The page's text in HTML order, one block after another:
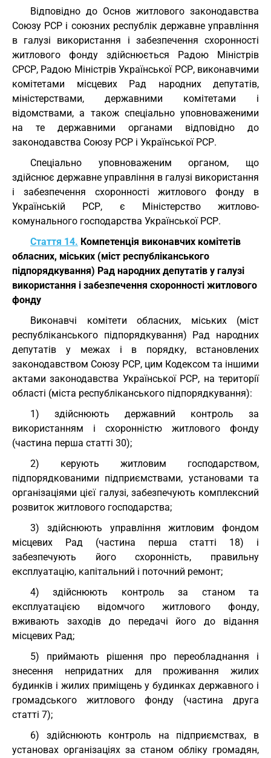
Відповідно до Основ житлового законодавства
Союзу РСР і союзних республік державне управління
в галузі використання і забезпечення схоронності
житлового фонду здійснюється Радою Міністрів
СРСР, Радою Міністрів Української РСР, виконавчими
комітетами місцевих Рад народних депутатів,
міністерствами, державними комітетами і
відомствами, а також спеціально уповноваженими
на те державними органами відповідно до
законодавства Союзу РСР і Української РСР.
Спеціально уповноваженим органом, що
здійснює державне управління в галузі використання
і забезпечення схоронності житлового фонду в
Українській РСР, є Міністерство житлово-
комунального господарства Української РСР.
Стаття 14. Компетенція виконавчих комітетів
обласних, міських (міст республіканського
підпорядкування) Рад народних депутатів у галузі
використання і забезпечення схоронності житлового
фонду
Виконавчі комітети обласних, міських (міст
республіканського підпорядкування) Рад народних
депутатів у межах і в порядку, встановлених
законодавством Союзу РСР, цим Кодексом та іншими
актами законодавства Української РСР, на території
області (міста республіканського підпорядкування):
1) здійснюють державний контроль за
використанням і схоронністю житлового фонду
(частина перша статті 30);
2) керують житловим господарством,
підпорядкованими підприємствами, установами та
організаціями цієї галузі, забезпечують комплексний
розвиток житлового господарства;
3) здійснюють управління житловим фондом
місцевих Рад (частина перша статті 18) і
забезпечують його схоронність, правильну
експлуатацію, капітальний і поточний ремонт;
4) здійснюють контроль за станом та
експлуатацією відомчого житлового фонду,
вживають заходів до передачі його до відання
місцевих Рад;
5) приймають рішення про переобладнання і
знесення непридатних для проживання жилих
будинків і жилих приміщень у будинках державного і
громадського житлового фонду (частина друга
статті 7);
6) здійснюють контроль на підприємствах, в
установах організаціях за станом обліку громадян,